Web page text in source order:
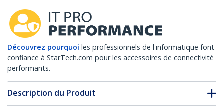
Découvrez pourquoi les professionnels de l'informatique font
confiance à StarTech.com pour les accessoires de connectivité
performants.
Description du Produit